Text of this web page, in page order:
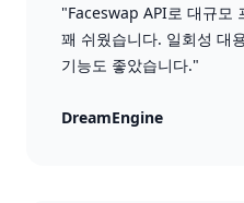
"Faceswap API로 대규모
꽤 쉬웠습니다. 일회성 대
기능도 좋았습니다."
DreamEngine